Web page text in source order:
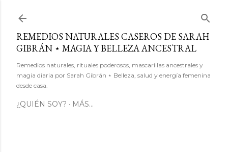
REMEDIOS NATURALES CASEROS DE SARAH
GIBRÁN ⋆ MAGIA Y BELLEZA ANCESTRAL
Remedios naturales, rituales poderosos, mascarillas ancestrales y
magia diaria por Sarah Gibrán ⋆ Belleza, salud y energía femenina
desde casa.
¿QUIÉN SOY? MÁS…